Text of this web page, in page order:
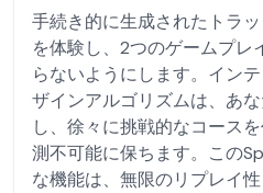
手続き的に生成されたトラ
を体験し、2つのゲームプレ
らないようにします。イン
ザインアルゴリズムは、あ
し、徐々に挑戦的なコース
測不可能に保ちます。この
な機能は、無限のリプレイ